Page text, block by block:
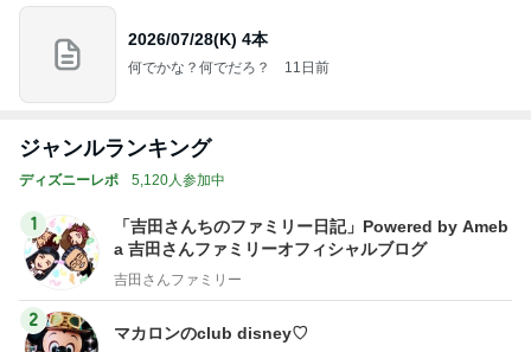
2026/07/28(K) 4本
何でかな？何でだろ？ 11日前
ジャンルランキング
ディズニーレポ 5,120人参加中
1
「吉田さんちのファミリー日記」Powered by Ameb
a 吉田さんファミリーオフィシャルブログ
吉田さんファミリー
2
マカロンのclub disney♡